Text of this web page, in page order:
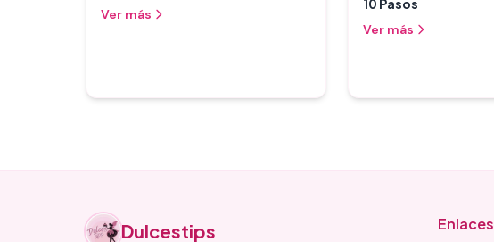
Ver más
10 Pasos
Ver más
Dulcestips Enlaces